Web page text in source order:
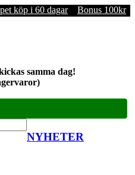
köp i 60 dagar Bonus 100kr
samma dag!
NYHETER